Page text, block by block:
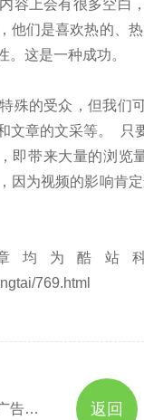
容上会有很多空
他们是喜欢热的、
。这是一种成功。
殊的受众，但我们
文章的文采等。 只
即带来大量的浏览
因为视频的影响肯
均为酷站
769.html
上一篇：重磅！百度竞价推广右侧广告位可能消失！ ！ 返回